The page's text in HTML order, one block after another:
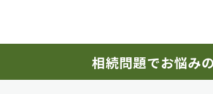
相続問題でお悩み